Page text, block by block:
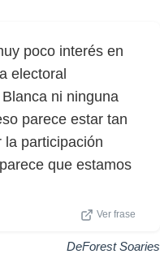
poco interés en
electoral
ni ninguna
parece estar tan
la participación
que estamos
Ver frase
DeForest Soaries